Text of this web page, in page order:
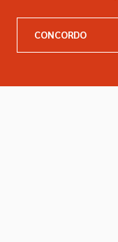
Catálogo
CONCORDO